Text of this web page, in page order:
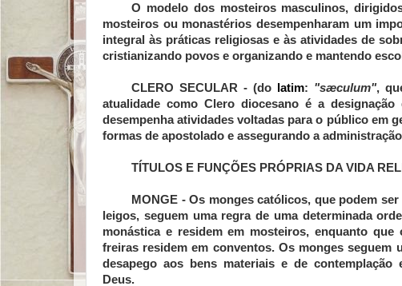
O modelo dos mosteiros masculinos,
mosteiros ou monastérios desempenharam um
integral às práticas religiosas e às atividades de
cristianizando povos e organizando e mantendo
CLERO SECULAR - (do latim: "sæculum",
atualidade como Clero diocesano é a designação
desempenha atividades voltadas para o público em
formas de apostolado e assegurando a
TÍTULOS E FUNÇÕES PRÓPRIAS DA VIDA
MONGE - Os monges católicos, que podem
leigos, seguem uma regra de uma determinada
monástica e residem em mosteiros, enquanto que
freiras residem em conventos. Os monges seguem
desapego aos bens materiais e de contemplação
Deus.